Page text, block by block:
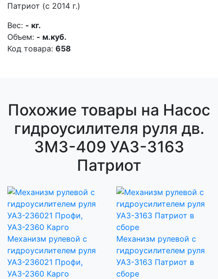
Патриот (с 2014 г.)
Вес: - кг.
Объем: - м.куб.
Код товара: 658
Похожие товары на Насос
гидроусилителя руля дв.
ЗМЗ-409 УАЗ-3163
Патриот
Механизм рулевой с
гидроусилителем руля
УАЗ-236021 Профи,
УАЗ-2360 Карго
Механизм рулевой с
гидроусилителем руля
УАЗ-3163 Патриот в
сборе